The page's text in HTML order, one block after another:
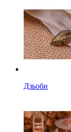
Дзьоби